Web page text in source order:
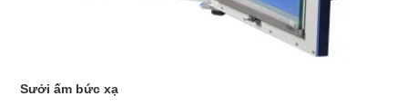
Sưởi ấm bức xạ